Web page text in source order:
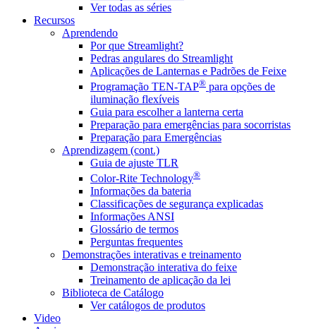
Ver todas as séries
Recursos
Aprendendo
Por que Streamlight?
Pedras angulares do Streamlight
Aplicações de Lanternas e Padrões de Feixe
Programação TEN-TAP® para opções de
iluminação flexíveis
Guia para escolher a lanterna certa
Preparação para emergências para socorristas
Preparação para Emergências
Aprendizagem (cont.)
Guia de ajuste TLR
Color-Rite Technology®
Informações da bateria
Classificações de segurança explicadas
Informações ANSI
Glossário de termos
Perguntas frequentes
Demonstrações interativas e treinamento
Demonstração interativa do feixe
Treinamento de aplicação da lei
Biblioteca de Catálogo
Ver catálogos de produtos
Video